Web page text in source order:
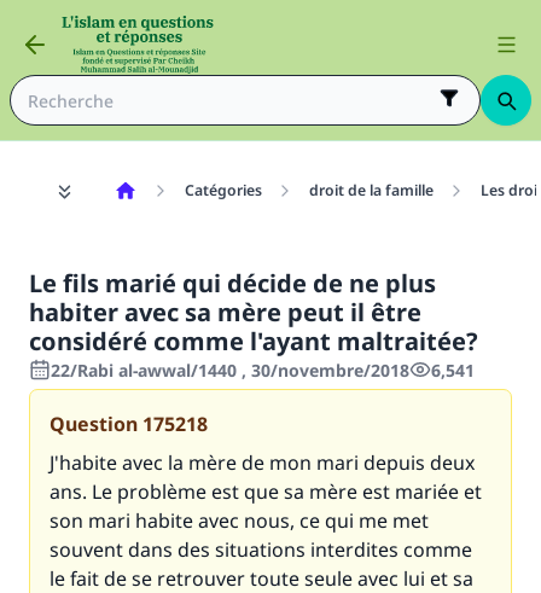
Catégories droit de la famille Les
Le fils marié qui décide de ne plus
habiter avec sa mère peut il être
considéré comme l'ayant maltraitée?
22/Rabi al-awwal/1440 , 30/novembre/2018 6,541
Question 175218
J'habite avec la mère de mon mari depuis deux
ans. Le problème est que sa mère est mariée et
son mari habite avec nous, ce qui me met
souvent dans des situations interdites comme
le fait de se retrouver toute seule avec lui et sa